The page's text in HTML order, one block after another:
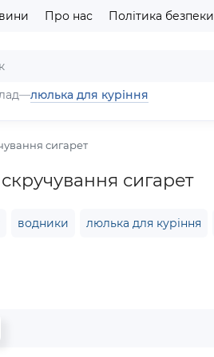
Про нас Політика безпеки
—люлька для куріння
сигарет
сигарет
водники люлька для куріння